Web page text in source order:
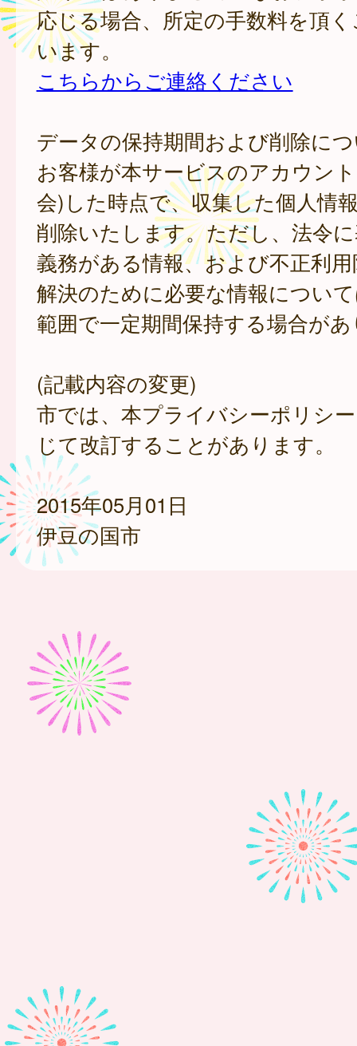
応じる場合、所定の手数料を頂
います。
こちらからご連絡ください
データの保持期間および削除に
お客様が本サービスのアカウン
会)した時点で、収集した個人情
削除いたします。ただし、法令
義務がある情報、および不正利
解決のために必要な情報につい
範囲で一定期間保持する場合が
(記載内容の変更)
市では、本プライバシーポリシ
じて改訂することがあります。
2015年05月01日
伊豆の国市